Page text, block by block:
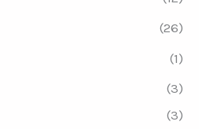
(26)
(1)
(3)
(3)